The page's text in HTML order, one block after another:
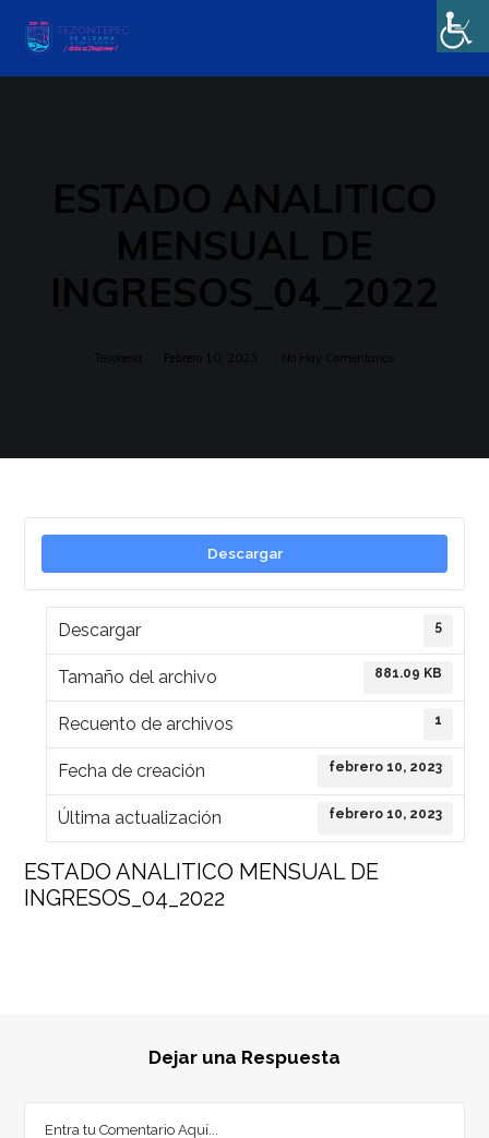
ESTADO ANALITICO
MENSUAL DE
INGRESOS_04_2022
Tesoreria Febrero 10, 2023 No Hay Comentarios
Descargar
Descargar 5
Tamaño del archivo 881.09 KB
Recuento de archivos 1
Fecha de creación febrero 10, 2023
Última actualización febrero 10, 2023
ESTADO ANALITICO MENSUAL DE
INGRESOS_04_2022
Dejar una Respuesta